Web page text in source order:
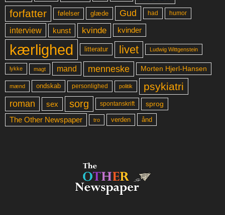
forfatter
følelser glæde Gud had humor
interview kunst kvinde kvinder
kærlighed litteratur livet Ludwig Wittgenstein
lykke magt mand menneske Morten Hjerl-Hansen
mænd ondskab personlighed politik psykiatri
roman sex sorg spontanskrift sprog
The Other Newspaper tro verden ånd